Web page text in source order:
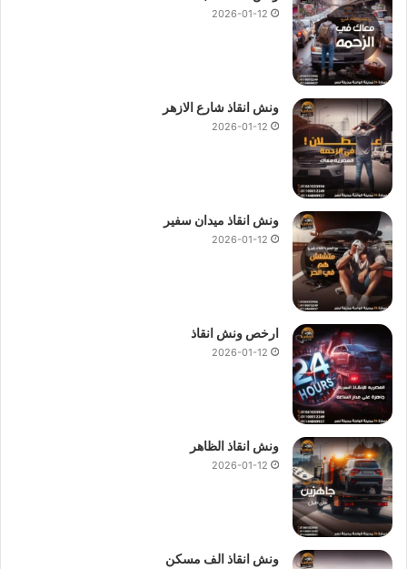
2026-01-12
ونش انقاذ شارع الازهر
2026-01-12
ونش انقاذ ميدان سفير
2026-01-12
ارخص ونش انقاذ
2026-01-12
ونش انقاذ الظاهر
2026-01-12
ونش انقاذ الف مسكن